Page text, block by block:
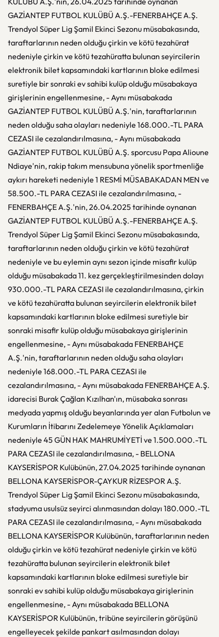
GAZİANTEP FUTBOL KULÜBÜ A.Ş.-FENERBAHÇE A.Ş.
Trendyol Süper Lig Şamil Ekinci Sezonu müsabakasında,
taraftarlarının neden olduğu çirkin ve kötü tezahürat
nedeniyle çirkin ve kötü tezahüratta bulunan seyircilerin
elektronik bilet kapsamındaki kartlarının bloke edilmesi
suretiyle bir sonraki ev sahibi kulüp olduğu müsabakaya
girişlerinin engellenmesine, - Aynı müsabakada
GAZİANTEP FUTBOL KULÜBÜ A.Ş.'nin, taraftarlarının
neden olduğu saha olayları nedeniyle 168.000.-TL PARA
CEZASI ile cezalandırılmasına, - Aynı müsabakada
GAZİANTEP FUTBOL KULÜBÜ A.Ş. sporcusu Papa Alioune
Ndiaye'nin, rakip takım mensubuna yönelik sportmenliğe
aykırı hareketi nedeniyle 1 RESMİ MÜSABAKADAN MEN ve
58.500.-TL PARA CEZASI ile cezalandırılmasına, -
FENERBAHÇE A.Ş.'nin, 26.04.2025 tarihinde oynanan
GAZİANTEP FUTBOL KULÜBÜ A.Ş.-FENERBAHÇE A.Ş.
Trendyol Süper Lig Şamil Ekinci Sezonu müsabakasında,
taraftarlarının neden olduğu çirkin ve kötü tezahürat
nedeniyle ve bu eylemin aynı sezon içinde misafir kulüp
olduğu müsabakada 11. kez gerçekleştirilmesinden dolayı
930.000.-TL PARA CEZASI ile cezalandırılmasına, çirkin
ve kötü tezahüratta bulunan seyircilerin elektronik bilet
kapsamındaki kartlarının bloke edilmesi suretiyle bir
sonraki misafir kulüp olduğu müsabakaya girişlerinin
engellenmesine, - Aynı müsabakada FENERBAHÇE
A.Ş.'nin, taraftarlarının neden olduğu saha olayları
nedeniyle 168.000.-TL PARA CEZASI ile
cezalandırılmasına, - Aynı müsabakada FENERBAHÇE A.Ş.
idarecisi Burak Çağlan Kızılhan'ın, müsabaka sonrası
medyada yapmış olduğu beyanlarında yer alan Futbolun ve
Kurumların İtibarını Zedelemeye Yönelik Açıklamaları
nedeniyle 45 GÜN HAK MAHRUMİYETİ ve 1.500.000.-TL
PARA CEZASI ile cezalandırılmasına, - BELLONA
KAYSERİSPOR Kulübünün, 27.04.2025 tarihinde oynanan
BELLONA KAYSERİSPOR-ÇAYKUR RİZESPOR A.Ş.
Trendyol Süper Lig Şamil Ekinci Sezonu müsabakasında,
stadyuma usulsüz seyirci alınmasından dolayı 180.000.-TL
PARA CEZASI ile cezalandırılmasına, - Aynı müsabakada
BELLONA KAYSERİSPOR Kulübünün, taraftarlarının neden
olduğu çirkin ve kötü tezahürat nedeniyle çirkin ve kötü
tezahüratta bulunan seyircilerin elektronik bilet
kapsamındaki kartlarının bloke edilmesi suretiyle bir
sonraki ev sahibi kulüp olduğu müsabakaya girişlerinin
engellenmesine, - Aynı müsabakada BELLONA
KAYSERİSPOR Kulübünün, tribüne seyircilerin görüşünü
engelleyecek şekilde pankart asılmasından dolayı